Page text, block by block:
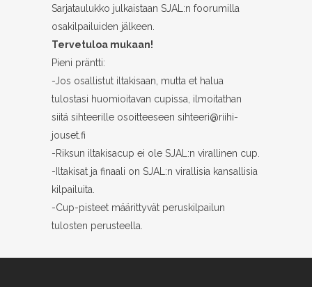
Sarjataulukko julkaistaan SJAL:n foorumilla
osakilpailuiden jälkeen.
Tervetuloa mukaan!
Pieni präntti:
-Jos osallistut iltakisaan, mutta et halua
tulostasi huomioitavan cupissa, ilmoitathan
siitä sihteerille osoitteeseen sihteeri@riihi-
jouset.fi
-Riksun iltakisacup ei ole SJAL:n virallinen cup.
-Iltakisat ja finaali on SJAL:n virallisia kansallisia
kilpailuita.
-Cup-pisteet määrittyvät peruskilpailun
tulosten perusteella.